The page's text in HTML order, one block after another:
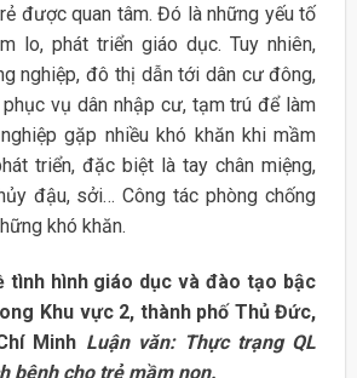
được quan tâm. Đó là những yếu tố
lo, phát triển giáo dục. Tuy nhiên,
nghiệp, đô thị dẫn tới dân cư đông,
phục vụ dân nhập cư, tạm trú để làm
gặp nhiều khó khăn khi mầm
triển, đặc biệt là tay chân miệng,
đậu, sởi… Công tác phòng chống
khó khăn.
tình hình giáo dục và đào tạo bậc
Khu vực 2, thành phố Thủ Đức,
Minh Luận văn: Thực trạng QL
bệnh cho trẻ mầm non.